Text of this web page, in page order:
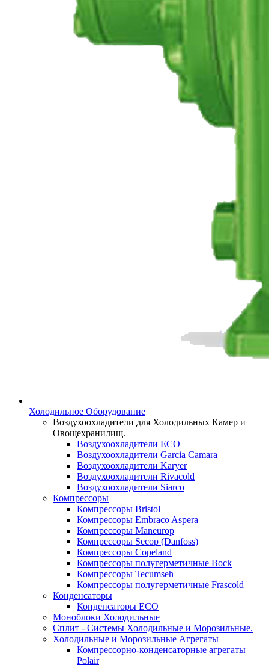
Холодильное Оборудование
Воздухоохладители для Холодильных Камер и
Овощехранилищ.
Воздухоохладители ECO
Воздухоохладители Garcia Camara
Воздухоохладители Karyer
Воздухоохладители Rivacold
Воздухоохладители Siarco
Компрессоры
Компрессоры Bristol
Компрессоры Embraco Aspera
Компрессоры Maneurop
Компрессоры Secop (Danfoss)
Компрессоры Copeland
Компрессоры полугерметичные Bock
Компрессоры Tecumseh
Компрессоры полугерметичные Frascold
Конденсаторы
Конденсаторы ECO
Моноблоки Холодильные
Сплит - Системы Холодильные и Морозильные.
Холодильные и Морозильные Агрегаты
Компрессорно-конденсаторные агрегаты
Polair